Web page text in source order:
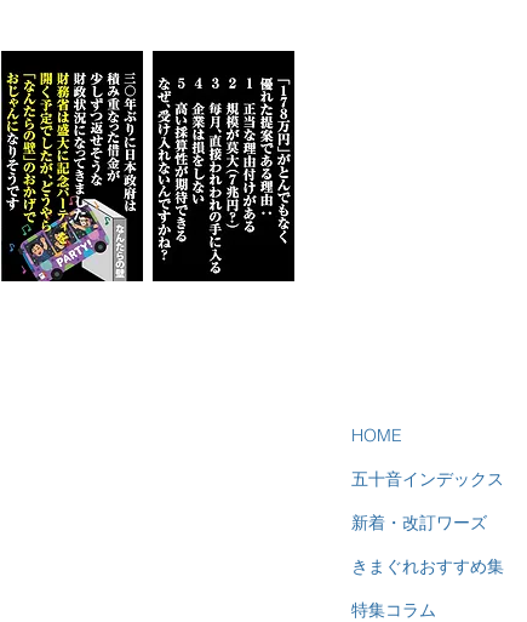
HOME
五十音インデックス
新着・改訂ワーズ
きまぐれおすすめ集
特集コラム